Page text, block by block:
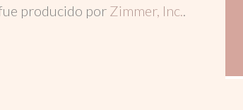
producido por Zimmer, Inc..